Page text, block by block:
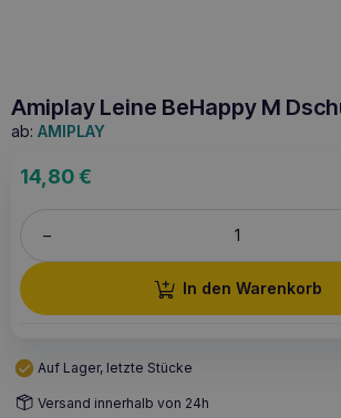
Amiplay Leine BeHappy M
ab: AMIPLAY
14,80€
–
In den Warenkorb
Auf Lager, letzte Stücke
Versand innerhalb von 24h